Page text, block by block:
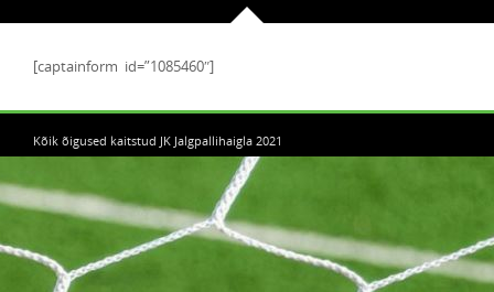
[captainform id=”1085460″]
Kõik õigused kaitstud JK Jalgpallihaigla 2021